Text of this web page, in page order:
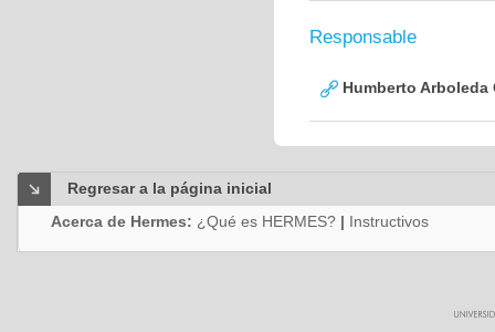
Responsable
Humberto Arboleda
Regresar a la página inicial
Acerca de Hermes: ¿Qué es HERMES? | Instructivos